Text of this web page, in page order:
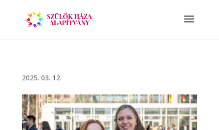
2025. 03. 12.